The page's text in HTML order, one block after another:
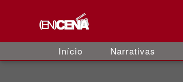
Início Narrativas